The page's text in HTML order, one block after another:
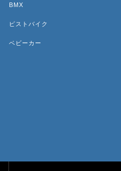
BMX
ピストバイク
ベビーカー